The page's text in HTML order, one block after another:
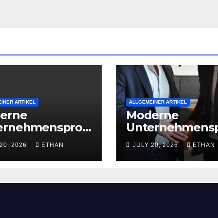
ARTIKEL
für nachhaltige
2026 ETHAN
ALLGEMEINER ARTIKEL
Moderne
esse für
g
JULY 20, 2026 ETHAN